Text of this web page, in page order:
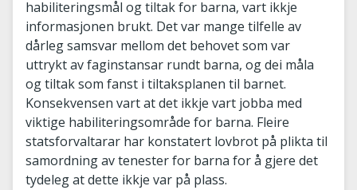
habiliteringsmål og tiltak for barna, vart ikkje
informasjonen brukt. Det var mange tilfelle av
dårleg samsvar mellom det behovet som var
uttrykt av faginstansar rundt barna, og dei måla
og tiltak som fanst i tiltaksplanen til barnet.
Konsekvensen vart at det ikkje vart jobba med
viktige habiliteringsområde for barna. Fleire
statsforvaltarar har konstatert lovbrot på plikta til
samordning av tenester for barna for å gjere det
tydeleg at dette ikkje var på plass.